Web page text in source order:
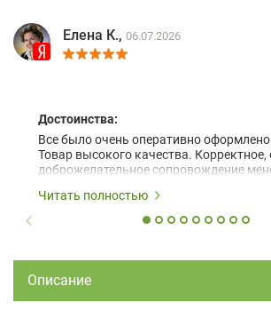
Елена К., 06.07.2026
Достоинства:
Все было очень оперативно
Товар высокого качества. Корректное,
доброжелательное сопровождение
Читать полностью
Описание